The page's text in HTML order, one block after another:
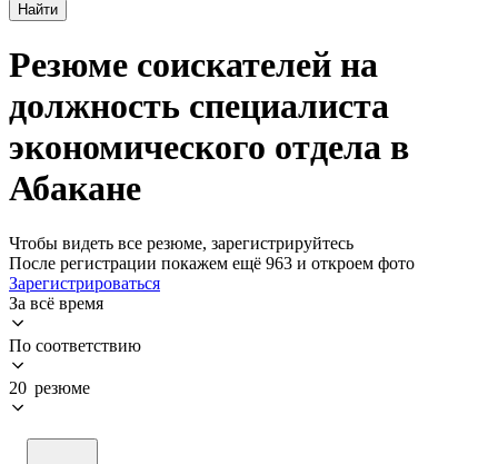
Найти
Резюме соискателей на
должность специалиста
экономического отдела в
Абакане
Чтобы видеть все резюме, зарегистрируйтесь
После регистрации покажем ещё 963 и откроем фото
Зарегистрироваться
За всё время
По соответствию
20 резюме